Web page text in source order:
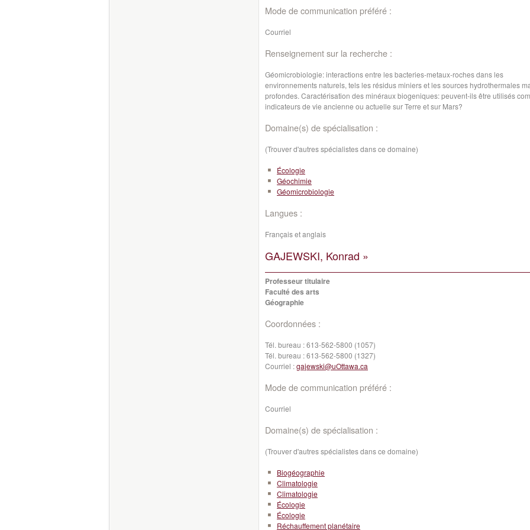
Mode de communication préféré :
Courriel
Renseignement sur la recherche :
Géomicrobiologie: interactions entre les bacteries-metaux-roches dans les
environnements naturels, tels les résidus miniers et les sources hydrothermales
profondes. Caractérisation des minéraux biogeniques: peuvent-ils être utilisés
indicateurs de vie ancienne ou actuelle sur Terre et sur Mars?
Domaine(s) de spécialisation :
(Trouver d'autres spécialistes dans ce domaine)
Écologie
Géochimie
Géomicrobiologie
Langues :
Français et anglais
GAJEWSKI, Konrad »
Professeur titulaire
Faculté des arts
Géographie
Coordonnées :
Tél. bureau :613-562-5800 (1057)
Tél. bureau :613-562-5800 (1327)
Courriel :gajewski@uOttawa.ca
Mode de communication préféré :
Courriel
Domaine(s) de spécialisation :
(Trouver d'autres spécialistes dans ce domaine)
Biogéographie
Climatologie
Climatologie
Écologie
Écologie
Réchauffement planétaire